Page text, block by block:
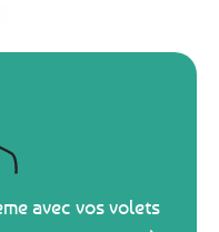
avec vos volets